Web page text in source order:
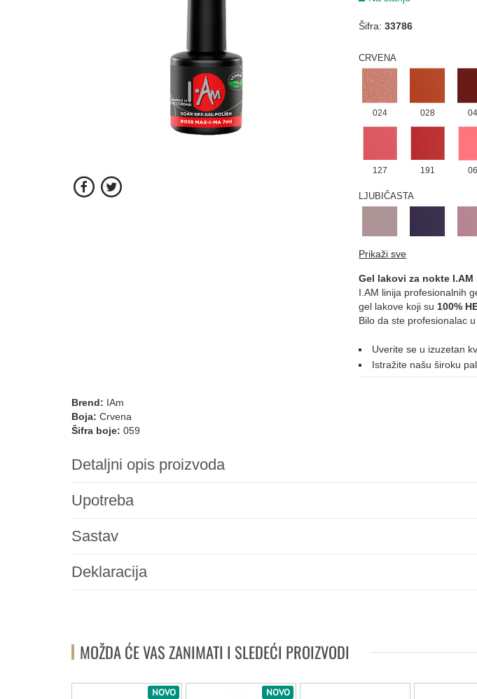
Šifra:33786
067
CRVENA
024 028
127 191
LJUBIČASTA
027
125 136
Prikaži sve
Gel lakovi za nokte I.AM
I.AM linija profesionalnih
gel lakove koji su 100%
Bilo da ste profesionalac
Uverite se u izuzetan
Istražite našu široku
Brend: IAm
Boja: Crvena
Šifra boje: 059
Detaljni opis proizvoda
Upotreba
Sastav
Deklaracija
MOŽDA ĆE VAS ZANIMATI I SLEDEĆI PROIZVODI
NOVO NOVO